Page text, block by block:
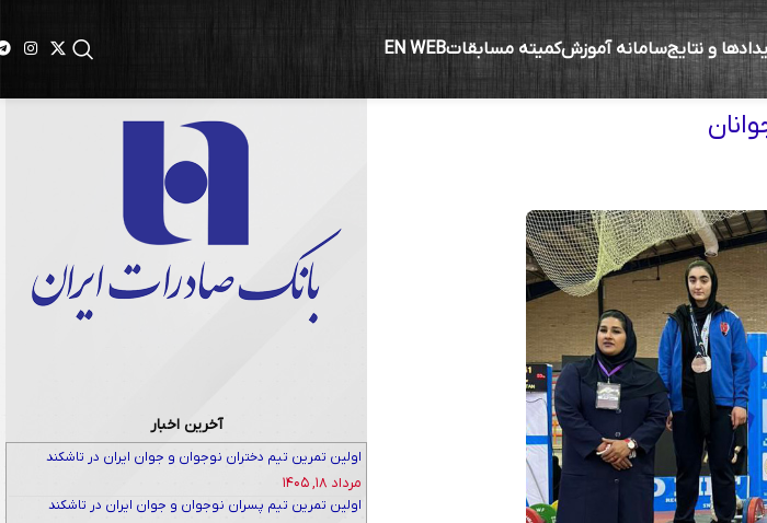
و نتایجسامانه آموزشکمیته مسابقاتEN WEB
آخرین اخبار
اولین تمرین تیم دختران نوجوان و جوان ایران در تاشکند
مرداد ۱۸, ۱۴۰۵
اولین تمرین تیم پسران نوجوان و جوان ایران در تاشکند